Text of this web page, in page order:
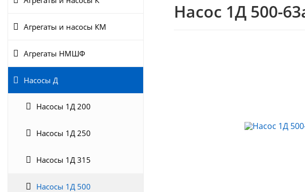
Агрегаты и насосы КМ
Агрегаты НМШФ
Насосы Д
Насосы 1Д 200
Насосы 1Д 250
Насосы 1Д 315
Насосы 1Д 500
Насос 1Д 500-